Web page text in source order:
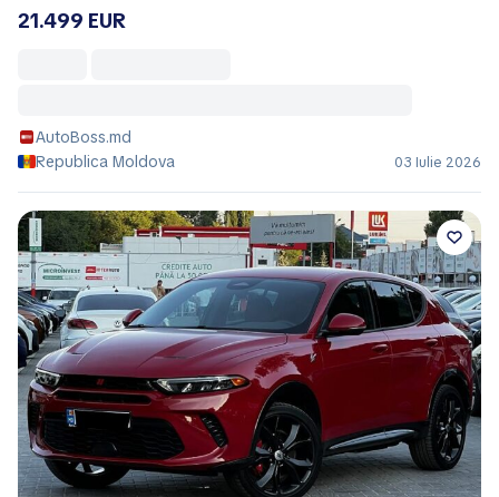
21.499 EUR
AutoBoss.md
Republica Moldova
03 Iulie 2026